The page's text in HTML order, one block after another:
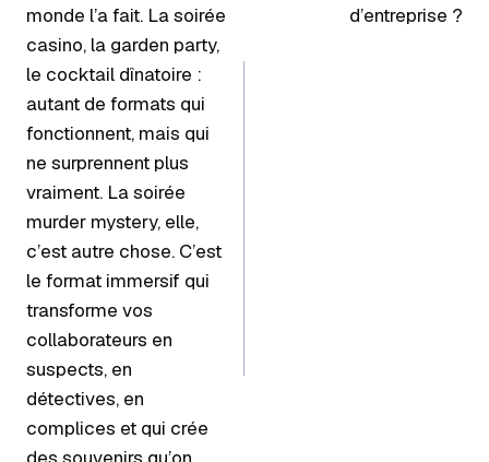
monde l’a fait. La soirée
casino, la garden party,
le cocktail dînatoire :
autant de formats qui
fonctionnent, mais qui
ne surprennent plus
vraiment. La soirée
murder mystery, elle,
c’est autre chose. C’est
le format immersif qui
transforme vos
collaborateurs en
suspects, en
détectives, en
complices et qui crée
d’entreprise ?